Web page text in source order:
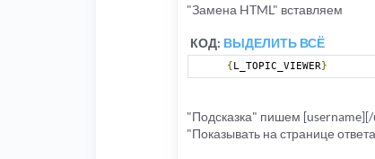
"Замена HTML" вставляем
КОД: ВЫДЕЛИТЬ ВСЁ
{L_TOPIC_VIEWER}
"Подсказка" пишем
"Показывать на странице